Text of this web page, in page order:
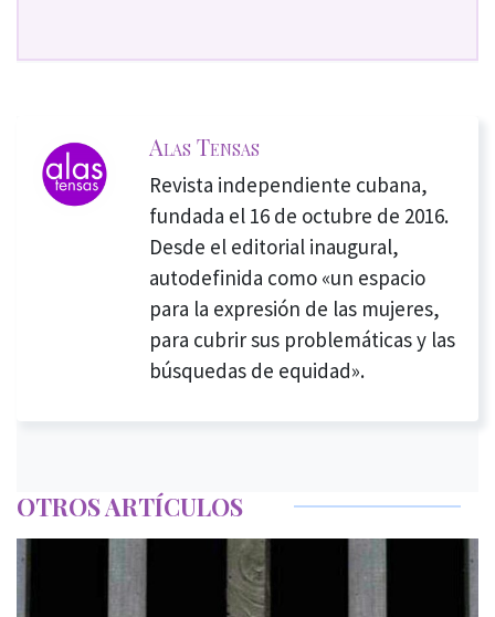
Alas Tensas
Revista independiente cubana,
fundada el 16 de octubre de 2016.
Desde el editorial inaugural,
autodefinida como «un espacio
para la expresión de las mujeres,
para cubrir sus problemáticas y las
búsquedas de equidad».
OTROS ARTÍCULOS